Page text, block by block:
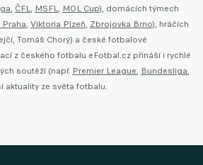
, ČFL, MSFL, MOL Cup), domácích týmech
Praha, Viktoria Plzeň, Zbrojovka Brno), hráčích
Tomáš Chorý) a české fotbalové
z českého fotbalu eFotbal.cz přináší i rychlé
soutěží (např. Premier League, Bundesliga,
aktuality ze světa fotbalu.